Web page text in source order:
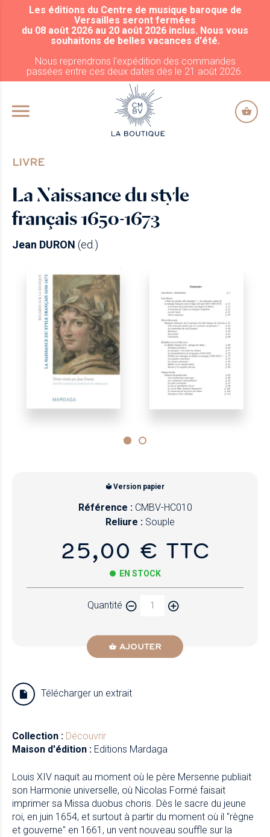
ALLER AU CONTENU PRINCIPAL
Les éditions du Centre de musique baroque de
Versailles seront fermées
du 08 août 2026 au 20 août 2026 inclus. Nous vous
souhaitons de belles vacances d'été.
Nous reprendrons l'expédition des commandes
passées entre ces deux dates dès le 21 août 2026.
LIVRE
La Naissance du style
français 1650-1673
Jean DURON (ed.)
Version papier
Référence : CMBV-HC010
Reliure : Souple
25,00 € TTC
EN STOCK
Quantité
AJOUTER
Télécharger un extrait
Collection : Découvrir
Maison d'édition : Editions Mardaga
Louis XIV naquit au moment où le père Mersenne publiait
son Harmonie universelle, où Nicolas Formé faisait
imprimer sa Missa duobus choris. Dès le sacre du jeune
roi, en juin 1654, et surtout à partir du moment où il "règne
et gouverne" en 1661, un vent nouveau souffle sur la